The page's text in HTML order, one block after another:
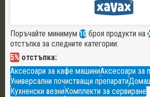
Поръчайте минимум 10 броя продукти на
отстъпка за следните категории:
5% отстъпка:
Аксесоари за кафе машиниАксесоари за
Универсални почистващи препарати
Кухненски везниКомплекти за сервиране